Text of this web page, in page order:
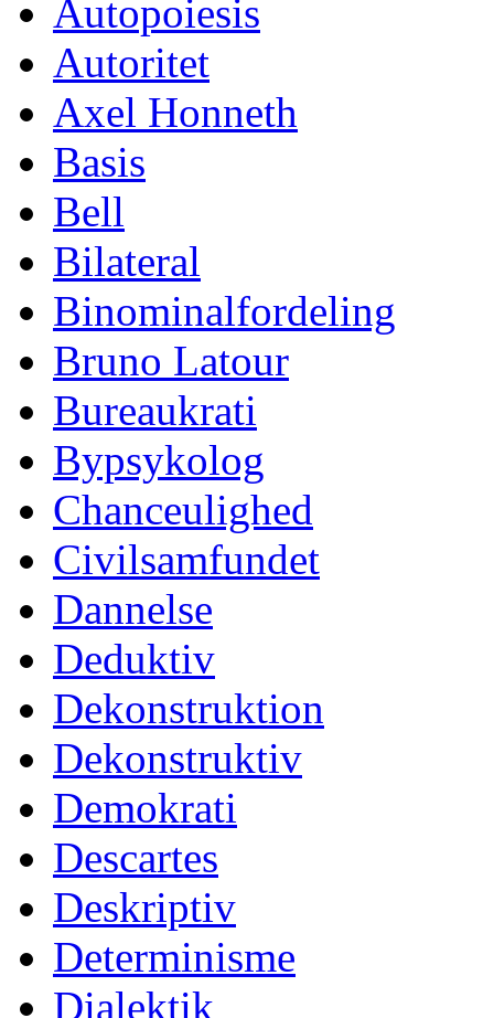
Autopoiesis
Autoritet
Axel Honneth
Basis
Bell
Bilateral
Binominalfordeling
Bruno Latour
Bureaukrati
Bypsykolog
Chanceulighed
Civilsamfundet
Dannelse
Deduktiv
Dekonstruktion
Dekonstruktiv
Demokrati
Descartes
Deskriptiv
Determinisme
Dialektik